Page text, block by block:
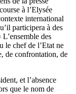
à l’Elysée
international
participera à des
des
le chef de l’Etat ne
de confrontation, de
et l’absence
que le nom de